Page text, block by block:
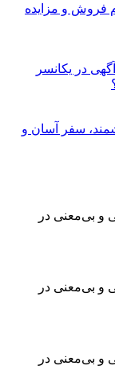
فروش و مزایده
در یکانسر
سفر آسان و
و بی‌معنی در
و بی‌معنی در
و بی‌معنی در